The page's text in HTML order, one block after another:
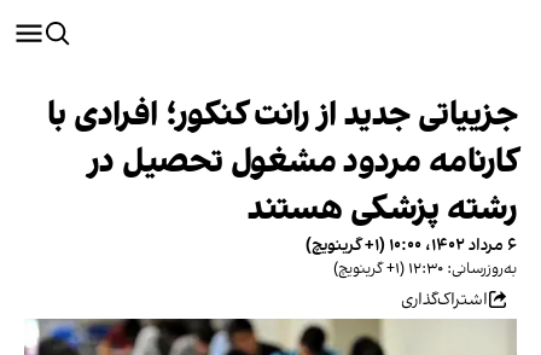
جزییاتی جدید از رانت کنکور؛ افرادی با
کارنامه مردود مشغول تحصیل در
رشته پزشکی هستند
۶ مرداد ۱۴۰۲، ۱۰:۰۰ (‎+۱ گرینویچ)
به‌روزرسانی: ۱۲:۳۰ (‎+۱ گرینویچ)
اشتراک‌گذاری